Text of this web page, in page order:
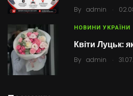
By admin .
НОВИНИ УКРАЇНИ
Квіти Луцьк:
By admin .